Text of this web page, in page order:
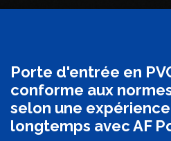
Porte d'entrée en
conforme aux
selon une
longtemps avec AF